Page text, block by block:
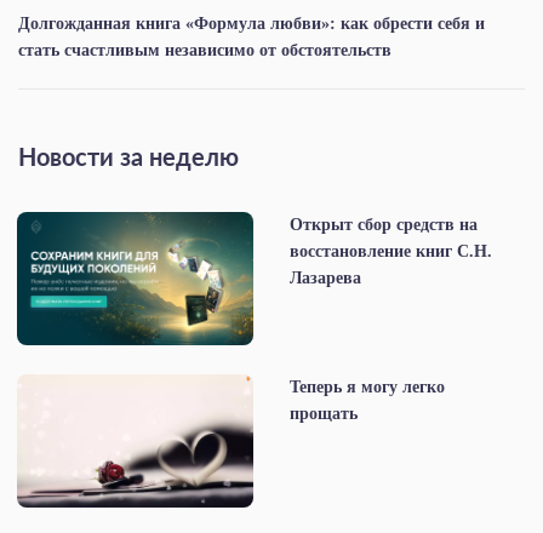
Долгожданная книга «Формула любви»: как обрести себя и
стать счастливым независимо от обстоятельств
Новости за неделю
Открыт сбор средств на
восстановление книг С.Н.
Лазарева
Теперь я могу легко
прощать